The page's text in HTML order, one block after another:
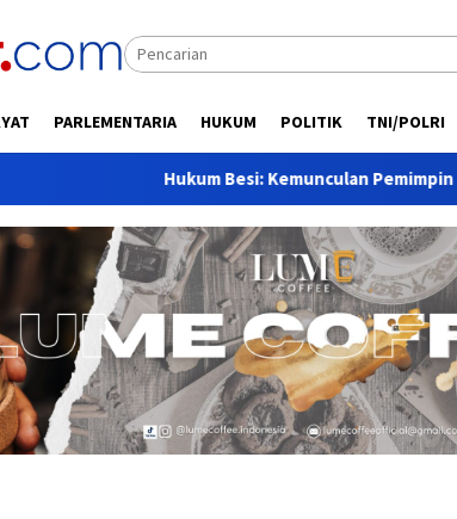
PARLEMENTARIA HUKUM POLITIK TNI/POLRI
Hukum Besi: Kemunculan Pemimpin Besar